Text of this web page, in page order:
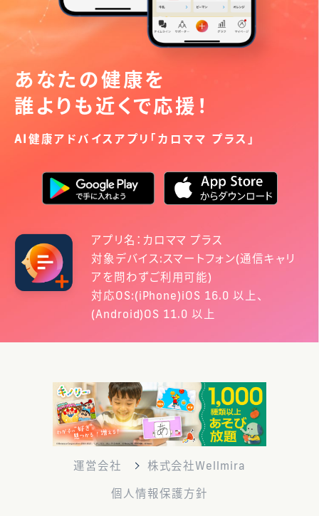
あなたの健康を
誰よりも近くで応援！
AI健康アドバイスアプリ「カロママ プラス」
アプリ名：カロママ プラス
対象デバイス:スマートフォン(通信キャリ
アを問わずご利用可能)
対応OS:(iPhone)iOS 16.0 以上、
(Android)OS 11.0 以上
運営会社
株式会社Wellmira
個人情報保護方針